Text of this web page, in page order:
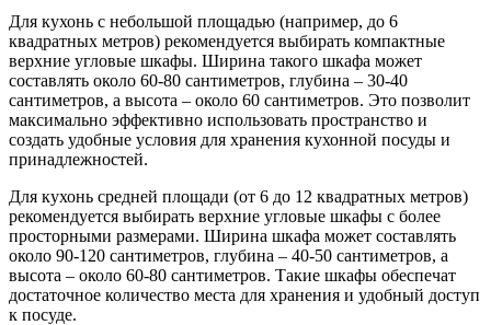
Для кухонь с небольшой площадью (например, до 6
квадратных метров) рекомендуется выбирать компактные
верхние угловые шкафы. Ширина такого шкафа может
составлять около 60-80 сантиметров, глубина – 30-40
сантиметров, а высота – около 60 сантиметров. Это позволит
максимально эффективно использовать пространство и
создать удобные условия для хранения кухонной посуды и
принадлежностей.
Для кухонь средней площади (от 6 до 12 квадратных метров)
рекомендуется выбирать верхние угловые шкафы с более
просторными размерами. Ширина шкафа может составлять
около 90-120 сантиметров, глубина – 40-50 сантиметров, а
высота – около 60-80 сантиметров. Такие шкафы обеспечат
достаточное количество места для хранения и удобный доступ
к посуде.